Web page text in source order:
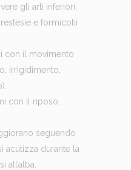
gli arti inferiori,
e formicolii
con il movimento
irrigidimento,
con il riposo,
seguendo
acutizza durante la
all’alba.